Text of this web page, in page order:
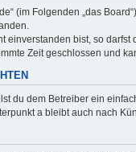
(im Folgenden „das
einverstanden bist, so
Zeit geschlossen und
du dem Betreiber ein
a bleibt auch nach